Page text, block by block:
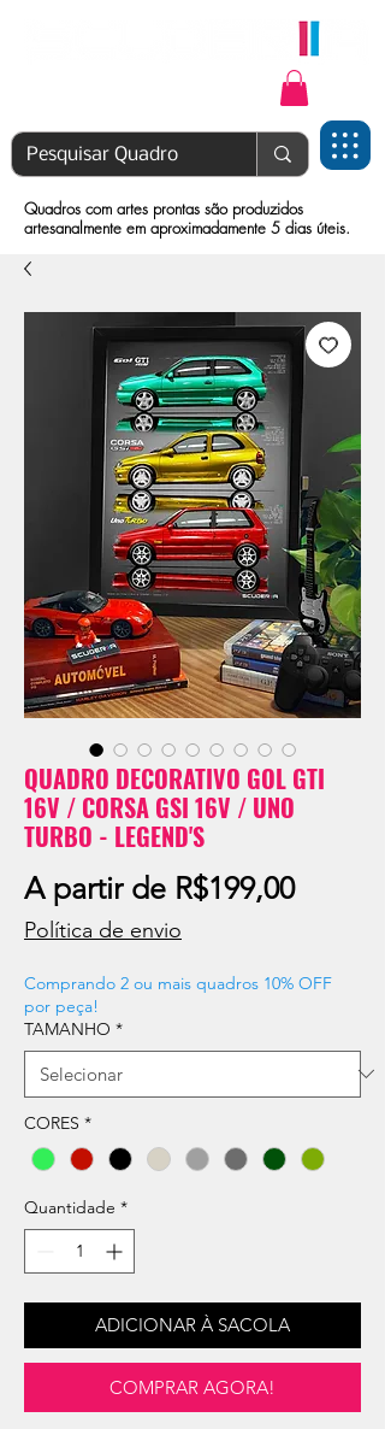
Quadros com artes prontas são produzidos
artesanalmente em aproximadamente 5 dias úteis.
QUADRO DECORATIVO GOL GTI
16V / CORSA GSI 16V / UNO
TURBO - LEGEND'S
A partir de R$199,00Preço
Política de envio
Comprando 2 ou mais quadros 10% OFF
por peça!
TAMANHO *
CORES *
Quantidade *
ADICIONAR À SACOLA
COMPRAR AGORA!